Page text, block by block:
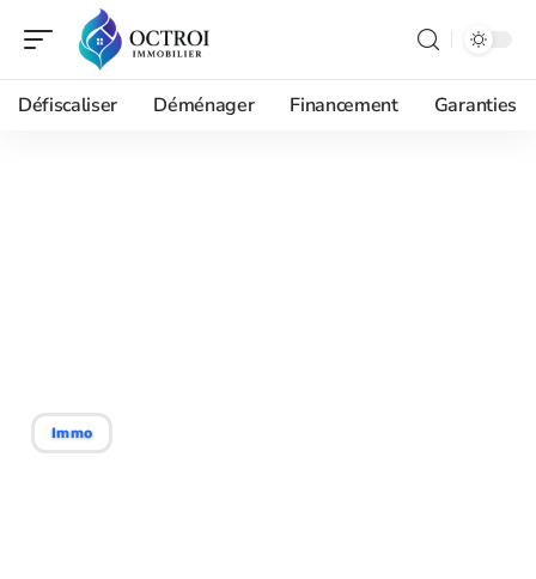
Défiscaliser Déménager Financement Garanties
Immo